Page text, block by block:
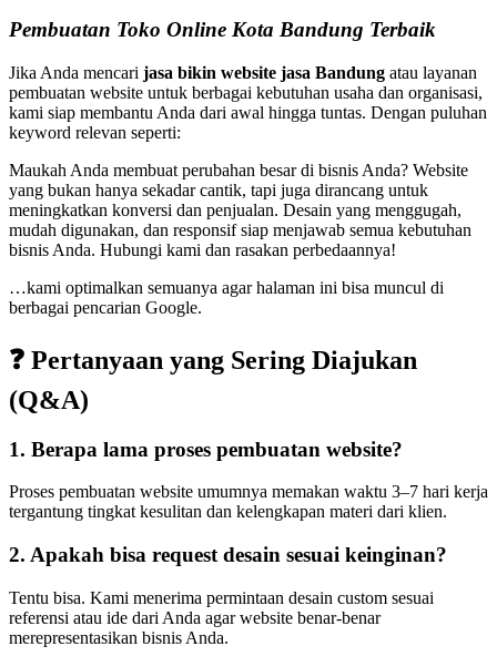
Pembuatan Toko Online Kota Bandung Terbaik
Jika Anda mencari jasa bikin website jasa Bandung atau layanan
pembuatan website untuk berbagai kebutuhan usaha dan organisasi,
kami siap membantu Anda dari awal hingga tuntas. Dengan puluhan
keyword relevan seperti:
Maukah Anda membuat perubahan besar di bisnis Anda? Website
yang bukan hanya sekadar cantik, tapi juga dirancang untuk
meningkatkan konversi dan penjualan. Desain yang menggugah,
mudah digunakan, dan responsif siap menjawab semua kebutuhan
bisnis Anda. Hubungi kami dan rasakan perbedaannya!
…kami optimalkan semuanya agar halaman ini bisa muncul di
berbagai pencarian Google.
❓ Pertanyaan yang Sering Diajukan
(Q&A)
1. Berapa lama proses pembuatan website?
Proses pembuatan website umumnya memakan waktu 3–7 hari kerja
tergantung tingkat kesulitan dan kelengkapan materi dari klien.
2. Apakah bisa request desain sesuai keinginan?
Tentu bisa. Kami menerima permintaan desain custom sesuai
referensi atau ide dari Anda agar website benar-benar
merepresentasikan bisnis Anda.